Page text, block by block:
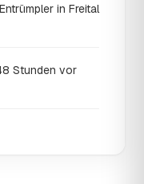
in Freital
Stunden vor